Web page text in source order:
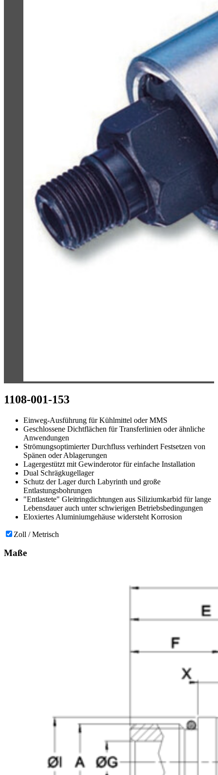
1108-001-153
Einweg-Ausführung für Kühlmittel oder MMS
Geschlossene Dichtflächen für Transferlinien oder ähnliche
Anwendungen
Strömungsoptimierter Durchfluss verhindert Festsetzen von
Spänen oder Ablagerungen
Lagergestützt mit Gewinderotor für einfache Installation
Dual Schrägkugellager
Schutz der Lager durch Labyrinth und große
Entlastungsbohrungen
"Entlastete" Gleitringdichtungen aus Siliziumkarbid für lange
Lebensdauer auch unter schwierigen Betriebsbedingungen
Eloxiertes Aluminiumgehäuse widersteht Korrosion
Zoll / Metrisch
Maße